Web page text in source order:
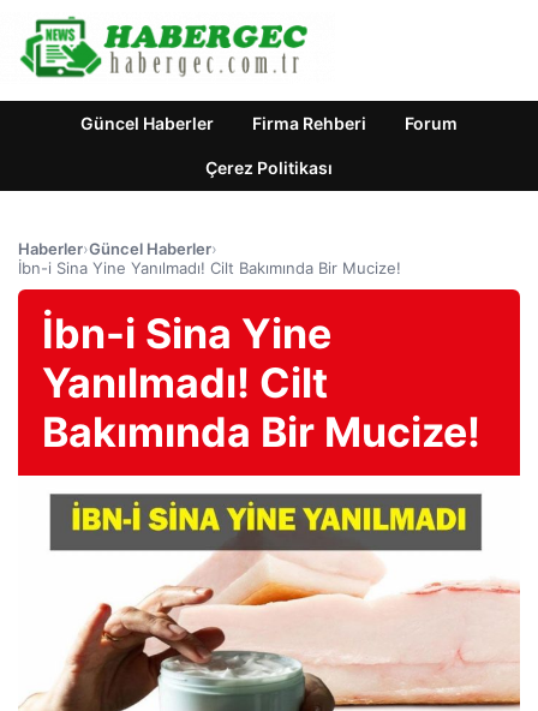
Güncel Haberler Firma Rehberi Forum
Çerez Politikası
Haberler›Güncel Haberler›
İbn-i Sina Yine Yanılmadı! Cilt Bakımında Bir Mucize!
İbn-i Sina Yine
Yanılmadı! Cilt
Bakımında Bir Mucize!